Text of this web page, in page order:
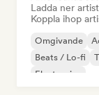
Ladda ner
Koppla ihop
Omgivande
Beats / Lo-fi
Electronica